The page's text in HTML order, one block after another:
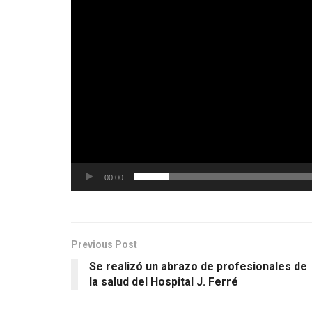
00:00
Previous Post
Se realizó un abrazo de profesionales de
la salud del Hospital J. Ferré